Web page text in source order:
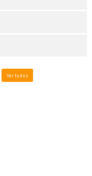
Ver todos